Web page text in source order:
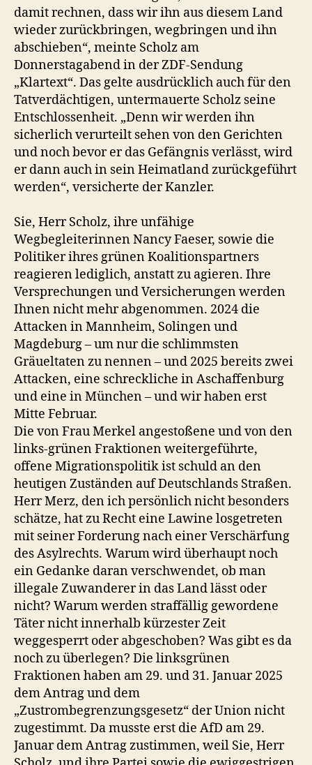
damit rechnen, dass wir ihn aus diesem Land
wieder zurückbringen, wegbringen und ihn
abschieben“, meinte Scholz am
Donnerstagabend in der ZDF-Sendung
„Klartext“. Das gelte ausdrücklich auch für den
Tatverdächtigen, untermauerte Scholz seine
Entschlossenheit. „Denn wir werden ihn
sicherlich verurteilt sehen von den Gerichten
und noch bevor er das Gefängnis verlässt, wird
er dann auch in sein Heimatland zurückgeführt
werden“, versicherte der Kanzler.
Sie, Herr Scholz, ihre unfähige
Wegbegleiterinnen Nancy Faeser, sowie die
Politiker ihres grünen Koalitionspartners
reagieren lediglich, anstatt zu agieren. Ihre
Versprechungen und Versicherungen werden
Ihnen nicht mehr abgenommen. 2024 die
Attacken in Mannheim, Solingen und
Magdeburg – um nur die schlimmsten
Gräueltaten zu nennen – und 2025 bereits zwei
Attacken, eine schreckliche in Aschaffenburg
und eine in München – und wir haben erst
Mitte Februar.
Die von Frau Merkel angestoßene und von den
links-grünen Fraktionen weitergeführte,
offene Migrationspolitik ist schuld an den
heutigen Zuständen auf Deutschlands Straßen.
Herr Merz, den ich persönlich nicht besonders
schätze, hat zu Recht eine Lawine losgetreten
mit seiner Forderung nach einer Verschärfung
des Asylrechts. Warum wird überhaupt noch
ein Gedanke daran verschwendet, ob man
illegale Zuwanderer in das Land lässt oder
nicht? Warum werden straffällig gewordene
Täter nicht innerhalb kürzester Zeit
weggesperrt oder abgeschoben? Was gibt es da
noch zu überlegen? Die linksgrünen
Fraktionen haben am 29. und 31. Januar 2025
dem Antrag und dem
„Zustrombegrenzungsgesetz“ der Union nicht
zugestimmt. Da musste erst die AfD am 29.
Januar dem Antrag zustimmen, weil Sie, Herr